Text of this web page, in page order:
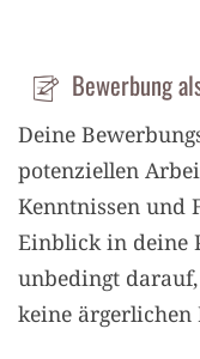
Bewerbung
Deine
potenziellen
Kenntnissen und
Einblick in deine
unbedingt
keine ärgerlichen